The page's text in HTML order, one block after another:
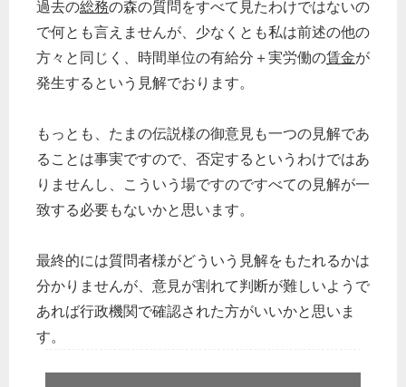
過去の総務の森の質問をすべて見たわけではないの
で何とも言えませんが、少なくとも私は前述の他の
方々と同じく、時間単位の有給分＋実労働の賃金が
発生するという見解でおります。
もっとも、たまの伝説様の御意見も一つの見解であ
ることは事実ですので、否定するというわけではあ
りませんし、こういう場ですのですべての見解が一
致する必要もないかと思います。
最終的には質問者様がどういう見解をもたれるかは
分かりませんが、意見が割れて判断が難しいようで
あれば行政機関で確認された方がいいかと思いま
す。